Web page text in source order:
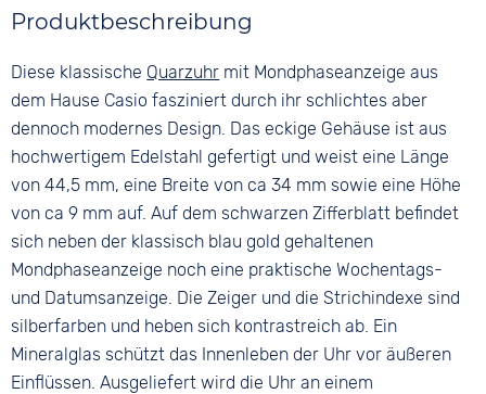
5 bar
Material
Farbe
Silber
Schwarz
Ziffern
Keine
Silber
Material
Bandschließe
Clipverschluss
Produktbeschreibung
Diese klassische Quarzuhr mit Mondphaseanzeige aus
dem Hause Casio fasziniert durch ihr schlichtes aber
dennoch modernes Design. Das eckige Gehäuse ist aus
hochwertigem Edelstahl gefertigt und weist eine Länge
von 44,5 mm, eine Breite von ca 34 mm sowie eine Höhe
von ca 9 mm auf. Auf dem schwarzen Zifferblatt befindet
sich neben der klassisch blau gold gehaltenen
Mondphaseanzeige noch eine praktische Wochentags-
und Datumsanzeige. Die Zeiger und die Strichindexe sind
silberfarben und heben sich kontrastreich ab. Ein
Mineralglas schützt das Innenleben der Uhr vor äußeren
Einflüssen. Ausgeliefert wird die Uhr an einem